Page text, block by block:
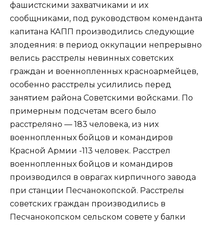
фашистскими захватчиками и их
сообщниками, под руководством коменданта
капитана КАПП производились следующие
злодеяния: в период оккупации непрерывно
велись расстрелы невинных советских
граждан и военнопленных красноармейцев,
особенно расстрелы усилились перед
занятием района Советскими войсками. По
примерным подсчетам всего было
расстреляно — 183 человека, из них
военнопленных бойцов и командиров
Красной Армии -113 человек. Расстрел
военнопленных бойцов и командиров
производился в оврагах кирпичного завода
при станции Песчанокопской. Расстрелы
советских граждан производились в
Песчанокопском сельском совете у балки